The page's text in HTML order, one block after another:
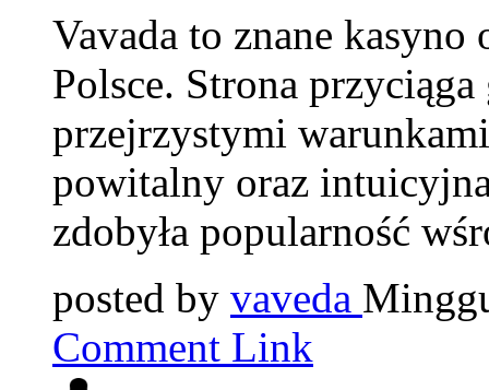
Vavada to znane
Polsce. Strona
przejrzystymi
powitalny oraz
zdobyła popularność
posted by vaveda
Comment Link